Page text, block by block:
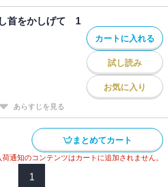
首をかしげて 1
カートに入れる
試し読み
お気に入り
あらすじを見る
まとめてカート
通知のコンテンツはカートに追加されません。
1